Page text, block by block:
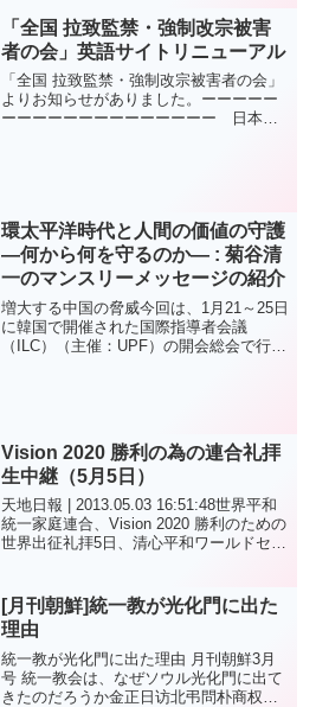
コンサートには、教会員やその家族、友
人知人などのほか、一般参...
「全国 拉致監禁・強制改宗被害
者の会」英語サイトリニューアル
「全国 拉致監禁・強制改宗被害者の会」
よりお知らせがありました。ーーーーー
ーーーーーーーーーーーーーー 日本で
環太平洋時代と人間の価値の守護
―何から何を守るのか― : 菊谷清
一のマンスリーメッセージの紹介
増大する中国の脅威今回は、1月21～25日
に韓国で開催された国際指導者会議
（ILC）（主催：UPF）の開会総会で行わ
Vision 2020 勝利の為の連合礼拝
生中継（5月5日）
天地日報 | 2013.05.03 16:51:48世界平和
統一家庭連合、Vision 2020 勝利のための
世界出征礼拝5日、清心平和ワールドセン
心平和ワ...
[月刊朝鮮]統一教が光化門に出た
理由
統一教が光化門に出た理由 月刊朝鮮3月
号 統一教会は、なぜソウル光化門に出て
きたのだろうか金正日访北弔問朴商权平